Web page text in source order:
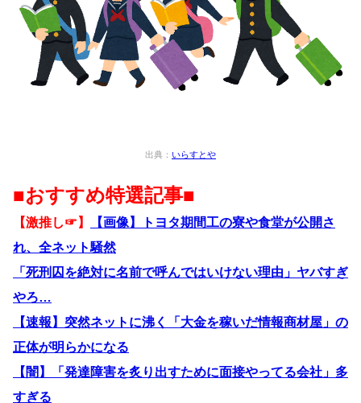
出典： いらすとや
■おすすめ特選記事■
【激推し☞】
【画像】トヨタ期間工の寮や食堂が公開さ
れ、全ネット騒然
「死刑囚を絶対に名前で呼んではいけない理由」ヤバすぎ
やろ…
【速報】突然ネットに沸く「大金を稼いだ情報商材屋」の
正体が明らかになる
【闇】「発達障害を炙り出すために面接やってる会社」多
すぎる